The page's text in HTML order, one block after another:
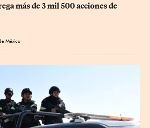
más de 3 mil 500 acciones de
México